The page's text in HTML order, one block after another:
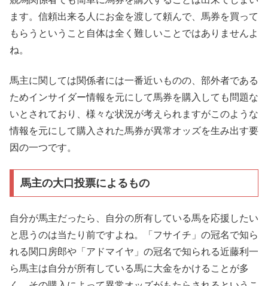
ます。信頼出来る人にお金を渡して頼んで、馬券を買って
もらうということ自体は全く難しいことではありませんよ
ね。
馬主に関しては関係者には一番近いものの、部外者である
ためインサイダー情報を元にして馬券を購入しても問題な
いとされており、様々な状況が考えられますがこのような
情報を元にして購入された馬券が異常オッズを生み出す要
因の一つです。
馬主の大口投票によるもの
自分が馬主だったら、自分の所有している馬を応援したい
と思うのは当たり前ですよね。「フサイチ」の冠名で知ら
れる関口房郎や「アドマイヤ」の冠名で知られる近藤利一
ら馬主は自分が所有している馬に大金をかけることが多